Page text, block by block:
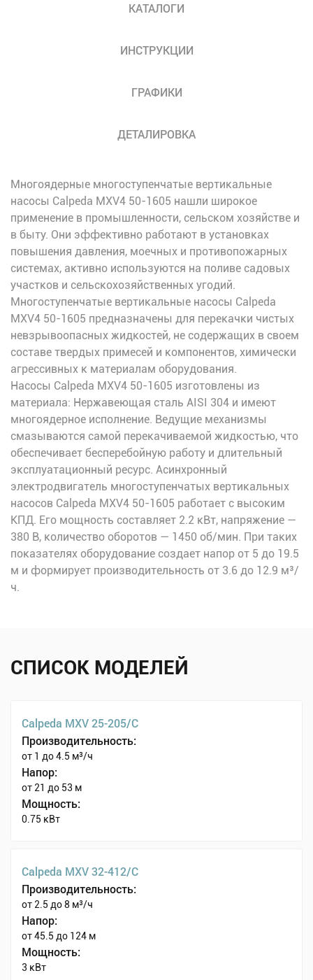
КАТАЛОГИ
ИНСТРУКЦИИ
ГРАФИКИ
ДЕТАЛИРОВКА
Многоядерные многоступенчатые вертикальные
насосы Calpeda MXV4 50-1605 нашли широкое
применение в промышленности, сельском хозяйстве и
в быту. Они эффективно работают в установках
повышения давления, моечных и противопожарных
системах, активно используются на поливе садовых
участков и сельскохозяйственных угодий.
Многоступенчатые вертикальные насосы Calpeda
MXV4 50-1605 предназначены для перекачки чистых
невзрывоопасных жидкостей, не содержащих в своем
составе твердых примесей и компонентов, химически
агрессивных к материалам оборудования.
Насосы Calpeda MXV4 50-1605 изготовлены из
материала: Нержавеющая сталь AISI 304 и имеют
многоядерное исполнение. Ведущие механизмы
смазываются самой перекачиваемой жидкостью, что
обеспечивает бесперебойную работу и длительный
эксплуатационный ресурс. Асинхронный
электродвигатель многоступенчатых вертикальных
насосов Calpeda MXV4 50-1605 работает с высоким
КПД. Его мощность составляет 2.2 кВт, напряжение —
380 В, количество оборотов — 1450 об/мин. При таких
показателях оборудование создает напор от 5 до 19.5
м и формирует производительность от 3.6 до 12.9 м³/
ч.
СПИСОК МОДЕЛЕЙ
Calpeda MXV 25-205/C
Производительность:
от 1 до 4.5 м³/ч
Напор:
от 21 до 53 м
Мощность:
0.75 кВт
Calpeda MXV 32-412/C
Производительность:
от 2.5 до 8 м³/ч
Напор:
от 45.5 до 124 м
Мощность:
3 кВт